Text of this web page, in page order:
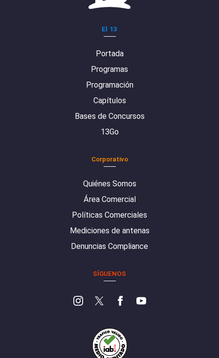
El 13
Portada
Programas
Programación
Capítulos
Bases de Concursos
13Go
Corporativo
Quiénes Somos
Área Comercial
Políticas Comerciales
Mediciones de antenas
Denuncias Compliance
SÍGUENOS